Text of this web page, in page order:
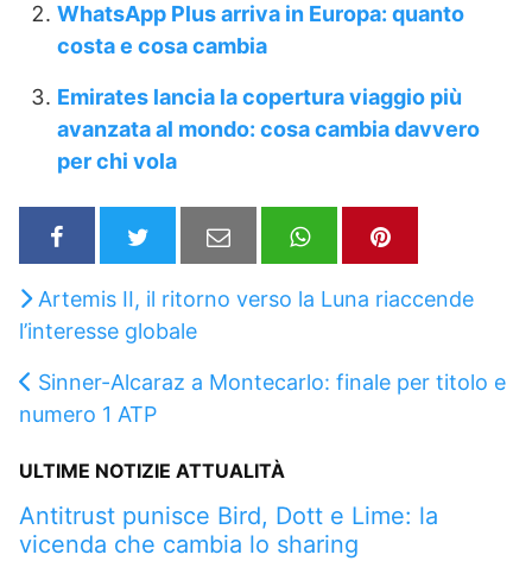
WhatsApp Plus arriva in Europa: quanto
costa e cosa cambia
Emirates lancia la copertura viaggio più
avanzata al mondo: cosa cambia davvero
per chi vola
Artemis II, il ritorno verso la Luna riaccende
l’interesse globale
Sinner-Alcaraz a Montecarlo: finale per titolo e
numero 1 ATP
ULTIME NOTIZIE ATTUALITÀ
Antitrust punisce Bird, Dott e Lime: la
vicenda che cambia lo sharing